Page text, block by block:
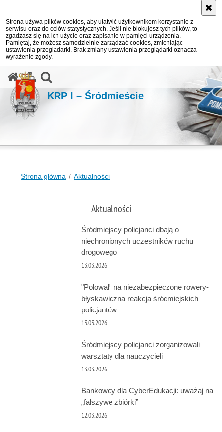
Strona używa plików cookies, aby ułatwić użytkownikom korzystanie z
serwisu oraz do celów statystycznych. Jeśli nie blokujesz tych plików, to
zgadzasz się na ich użycie oraz zapisanie w pamięci urządzenia.
Pamiętaj, że możesz samodzielnie zarządzać cookies, zmieniając
ustawienia przeglądarki. Brak zmiany ustawienia przeglądarki oznacza
wyrażenie zgody.
KRP I – Śródmieście
Strona główna Aktualności
Aktualności
Śródmiejscy policjanci dbają o
niechronionych uczestników ruchu
drogowego
13.03.2026
"Polował" na niezabezpieczone rowery-
błyskawiczna reakcja śródmiejskich
policjantów
13.03.2026
Śródmiejscy policjanci zorganizowali
warsztaty dla nauczycieli
13.03.2026
Bankowcy dla CyberEdukacji: uważaj na
„fałszywe zbiórki”
12.03.2026